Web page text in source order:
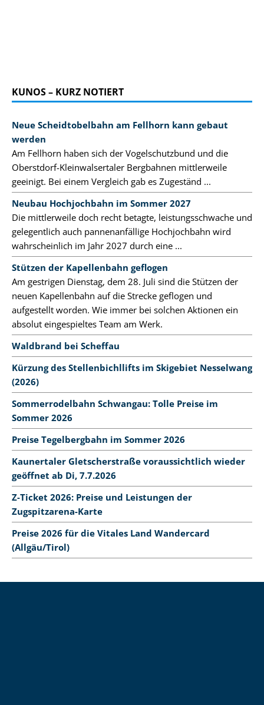
KUNOS – KURZ NOTIERT
Neue Scheidtobelbahn am Fellhorn kann gebaut
werden
Am Fellhorn haben sich der Vogelschutzbund und die
Oberstdorf-Kleinwalsertaler Bergbahnen mittlerweile
geeinigt. Bei einem Vergleich gab es Zugeständ ...
Neubau Hochjochbahn im Sommer 2027
Die mittlerweile doch recht betagte, leistungsschwache und
gelegentlich auch pannenanfällige Hochjochbahn wird
wahrscheinlich im Jahr 2027 durch eine ...
Stützen der Kapellenbahn geflogen
Am gestrigen Dienstag, dem 28. Juli sind die Stützen der
neuen Kapellenbahn auf die Strecke geflogen und
aufgestellt worden. Wie immer bei solchen Aktionen ein
absolut eingespieltes Team am Werk.
Waldbrand bei Scheffau
Kürzung des Stellenbichllifts im Skigebiet Nesselwang
(2026)
Sommerrodelbahn Schwangau: Tolle Preise im
Sommer 2026
Preise Tegelbergbahn im Sommer 2026
Kaunertaler Gletscherstraße voraussichtlich wieder
geöffnet ab Di, 7.7.2026
Z-Ticket 2026: Preise und Leistungen der
Zugspitzarena-Karte
Preise 2026 für die Vitales Land Wandercard
(Allgäu/Tirol)